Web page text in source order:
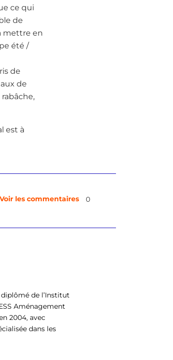
ce qui
de
mettre en
été /
de
de
est à
Voir les commentaires 0
de l’Institut
Aménagement
2004, avec
dans les